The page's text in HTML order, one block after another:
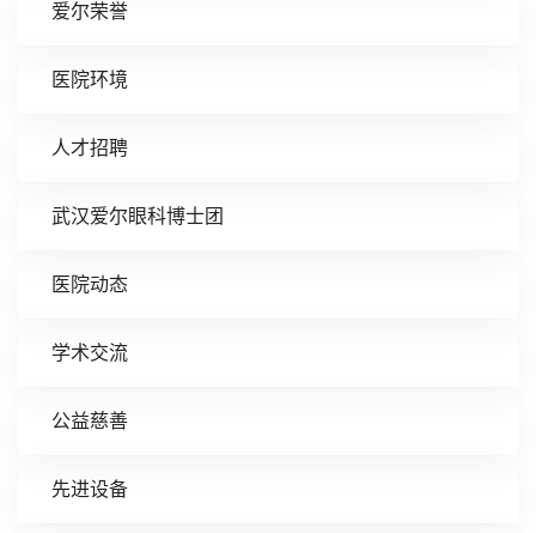
爱尔荣誉
医院环境
人才招聘
武汉爱尔眼科博士团
医院动态
学术交流
公益慈善
先进设备